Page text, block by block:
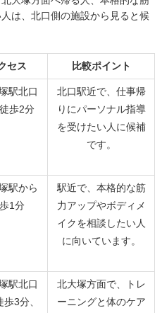
は、北口側の施設から見ると候
セス 比較ポイント
駅北口
歩2分
北口駅近で、仕事帰
りにパーソナル指導
を受けたい人に候補
です。
駅から
1分
駅近で、本格的な筋
力アップやボディメ
イクを相談したい人
に向いています。
駅北口
3分、
北大塚方面で、トレ
ーニングと体のケア